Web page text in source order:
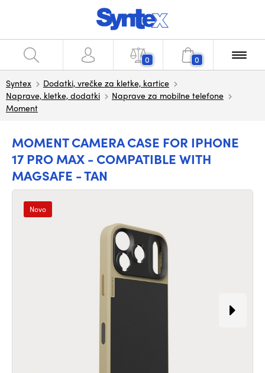
0 0
Syntex
Dodatki, vrečke za kletke, kartice
Naprave, kletke, dodatki
Naprave za mobilne telefone
Moment
MOMENT CAMERA CASE FOR IPHONE
17 PRO MAX - COMPATIBLE WITH
MAGSAFE - TAN
Novo